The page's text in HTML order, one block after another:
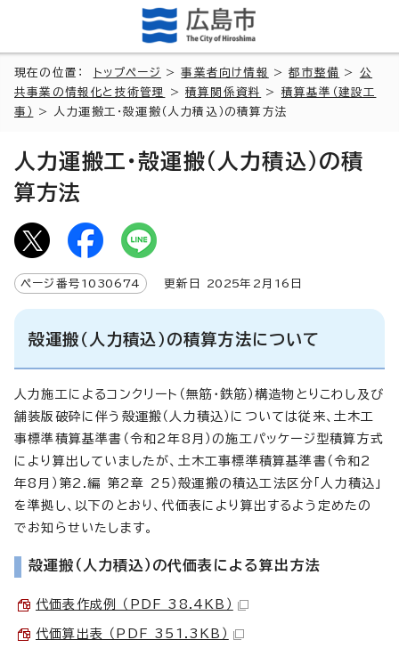
現在の位置： トップページ >事業者向け情報 >都市整備 > 公
共事業の情報化と技術管理
>積算関係資料 > 積算基準（建設工
事）
> 人力運搬工・殻運搬（人力積込）の積算方法
人力運搬工・殻運搬（人力積込）の積
算方法
ページ番号 1030674 更新日 2025年2月 16 日
殻運搬（人力積込）の積算方法について
人力施工によるコンクリート（無筋・鉄筋）構造物とりこわし及び
舗装版破砕に伴う殻運搬（人力積込）については従来、土木工
事標準積算基準書（令和2年8月）の施工パッケージ型積算方式
により算出していましたが、土木工事標準積算基準書（令和2
年8月）第2.編 第2章 25）殻運搬の積込工法区分「人力積込」
を準拠し、以下のとおり、代価表により算出するよう定めたの
でお知らせいたします。
殻運搬（人力積込）の代価表による算出方法
代価表作成例 （PDF 38.4KB）
代価算出表 （PDF 351.3KB）